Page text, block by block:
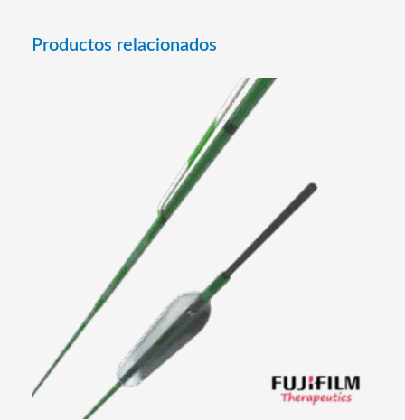
Productos relacionados